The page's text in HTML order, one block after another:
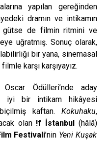
yapılan gereğinden
dramın ve intikamın
gütse de filmin ritmini ve
uğratmış. Sonuç olarak,
bir yana, sinemasal
karşı karşıyayız.
Ödülleri’nde aday
iyi bir intikam hikâyesi
kaftan. Kokuhaku,
olan !f İstanbul(hâlâ)
Festivali’nin Yeni Kuşak